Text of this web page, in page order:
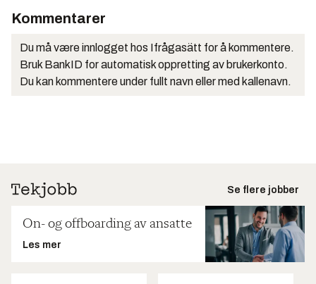
Kommentarer
Du må være innlogget hos Ifrågasätt for å kommentere.
Bruk BankID for automatisk oppretting av brukerkonto.
Du kan kommentere under fullt navn eller med kallenavn.
Se flere jobber
On- og offboarding av ansatte
Les mer